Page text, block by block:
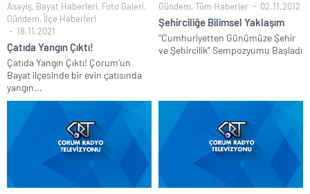
Asayiş, Bayat Haberleri, Foto Galeri,
Gündem, İlçe Haberleri
18.11.2021
Çatıda Yangın Çıktı!
Çatıda Yangın Çıktı! Çorum’un
Bayat ilçesinde bir evin çatısında
yangın...
Gündem, Tüm Haberler 02.11.2012
Şehirciliğe Bilimsel Yaklaşım
“Cumhuriyetten Günümüze Şehir
ve Şehircilik” Sempozyumu Başladı